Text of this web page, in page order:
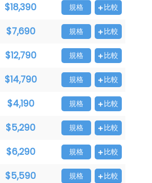
$18,390 規格 比較
$7,690 規格 比較
$12,790 規格 比較
$14,790 規格 比較
$4,190 規格 比較
$5,290 規格 比較
$6,290 規格 比較
$5,590 規格 比較